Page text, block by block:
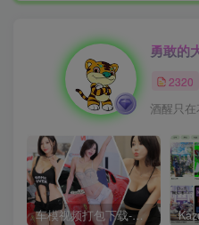
勇敢的
2320
酒醒只在
车模视频打包下载-高清无水印版